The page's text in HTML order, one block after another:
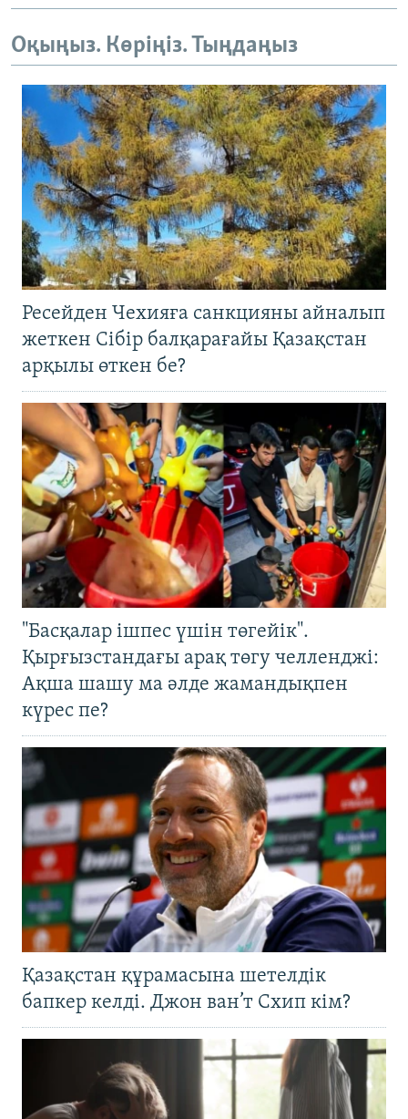
Оқыңыз. Көріңіз. Тыңдаңыз
Ресейден Чехияға санкцияны айналып
жеткен Сібір балқарағайы Қазақстан
арқылы өткен бе?
"Басқалар ішпес үшін төгейік".
Қырғызстандағы арақ төгу челленджі:
Ақша шашу ма әлде жамандықпен
күрес пе?
Қазақстан құрамасына шетелдік
бапкер келді. Джон ван’т Схип кім?